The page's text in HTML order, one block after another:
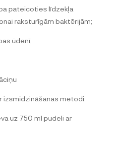
pateicoties līdzekļa
raksturīgām baktērijām;
ūdenī;
izsmidzināšanas metodi:
uz 750 ml pudeli ar